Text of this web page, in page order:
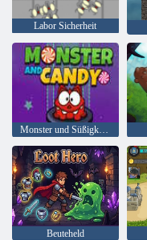
Labor Sicherheit
Monster und Süßigkeiten
Beuteheld